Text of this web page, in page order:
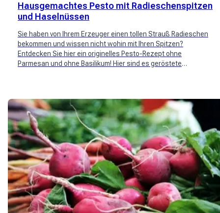
Hausgemachtes Pesto mit Radieschenspitzen
und Haselnüssen
Sie haben von Ihrem Erzeuger einen tollen Strauß Radieschen
bekommen und wissen nicht wohin mit Ihren Spitzen?
Entdecken Sie hier ein originelles Pesto-Rezept ohne
Parmesan und ohne Basilikum! Hier sind es geröstete